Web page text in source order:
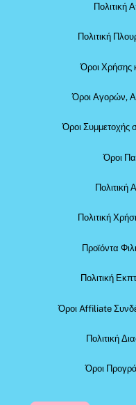
Πολιτική
Πολιτική
Όροι Χρήσης
Όροι Αγορών,
Όροι Συμμετοχής
Όροι
Πολιτική
Προϊόντα
Πολιτική
Όροι Affiliate
Πολιτική
Όροι